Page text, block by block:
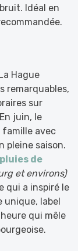
Idéal en
Hague
remarquables,
sur
juin, le
famille avec
pleine saison.
de
et environs)
qui a inspiré le
unique, label
qui mêle